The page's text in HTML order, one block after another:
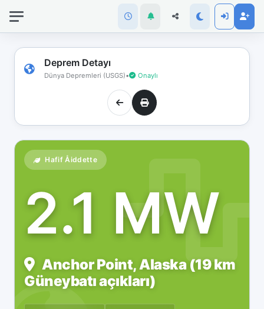
Deprem Detayı
Dünya Depremleri (USGS)• Onaylı
Hafif Åiddette
2.1 MW
Anchor Point, Alaska (19 km
Güneybatı açıkları)
bağlantınız
koptu!
Çevrimdışı
moddasınız.